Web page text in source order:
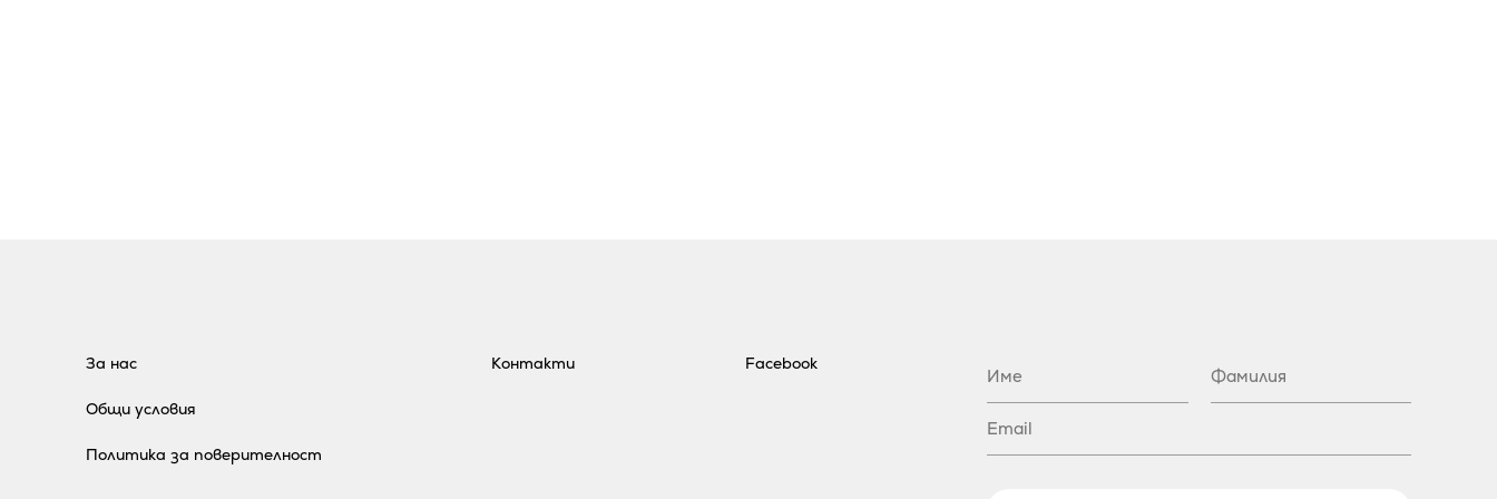
За нас
Общи условия
Политика за поверителност
Контакти Facebook